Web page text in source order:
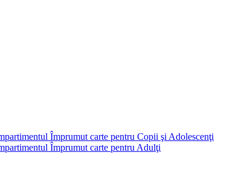
Împrumut carte pentru Copii şi Adolescenţi
Împrumut carte pentru Adulţi